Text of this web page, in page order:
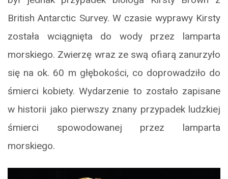
British Antarctic Survey. W czasie wyprawy Kirsty
została wciągnięta do wody przez lamparta
morskiego. Zwierzę wraz ze swą ofiarą zanurzyło
się na ok. 60 m głębokości, co doprowadziło do
śmierci kobiety. Wydarzenie to zostało zapisane
w historii jako pierwszy znany przypadek ludzkiej
śmierci spowodowanej przez lamparta
morskiego.